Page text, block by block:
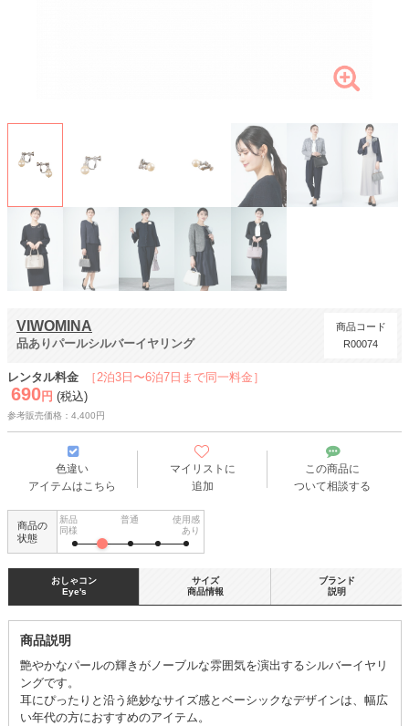
VIWOMINA
品ありパールシルバーイヤリング
商品コード
R00074
［2泊3日〜6泊7日まで同一料金］
レンタル料金
690 円 (税込)
参考販売価格：4,400円
色違い
アイテムはこちら
マイリストに
追加
この商品に
ついて相談する
商品の
状態
新品
同様
普通
使用感
あり
おしゃコン
Eye's
商品説明
艶やかなパールの輝きがノーブルな雰囲気を演出するシルバーイヤリ
ングです。
耳にぴったりと沿う絶妙なサイズ感とベーシックなデザインは、幅広
い年代の方におすすめのアイテム。
サイズ
商品情報
ブランド
説明